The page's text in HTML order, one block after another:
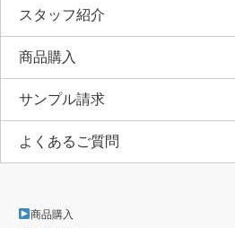
スタッフ紹介
商品購入
サンプル請求
よくあるご質問
商品購入